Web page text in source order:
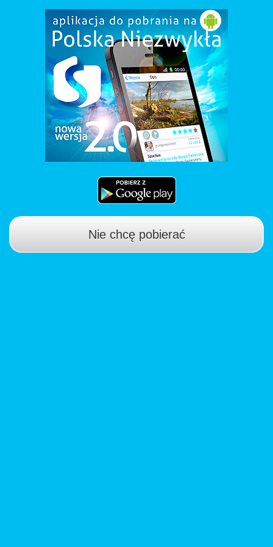
Nie chcę pobierać